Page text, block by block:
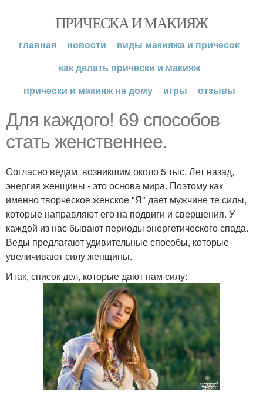
ПРИЧЕСКА И МАКИЯЖ
главная новости
виды макияжа и причесок
как делать прически и макияж
прически и макияж на дому
игры отзывы
Для каждого! 69 способов
стать женственнее.
Согласно ведам, возникшим около 5 тыс. Лет назад,
энергия женщины - это основа мира. Поэтому как
именно творческое женское "Я" дает мужчине те силы,
которые направляют его на подвиги и свершения. У
каждой из нас бывают периоды энергетического спада.
Веды предлагают удивительные способы, которые
увеличивают силу женщины.
Итак, список дел, которые дают нам силу: